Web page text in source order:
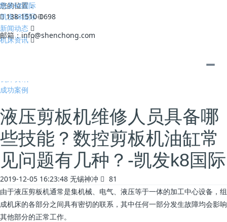
凯发k8国际
138-1510-0698
邮箱：info@shenchong.com
您的位置：
凯发k8国际
新闻动态
机床资讯
成功案例
液压剪板机维修人员具备哪
些技能？数控剪板机油缸常
见问题有几种？-凯发k8国际
2019-12-05 16:23:48 无锡神冲
81
由于液压剪板机通常是集机械、电气、液压等于一体的加工中心设备，组
成机床的各部分之间具有密切的联系，其中任何一部分发生故障均会影响
其他部分的正常工作。